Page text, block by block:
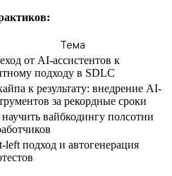
Тема
от AI-ассистентов к
подходу в SDLC
к результату: внедрение AI-
за рекордные сроки
вайбкодингу полсотни
left подход и автогенерация